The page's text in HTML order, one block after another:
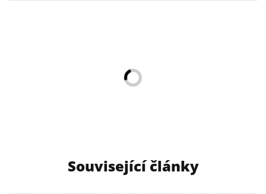
Související články